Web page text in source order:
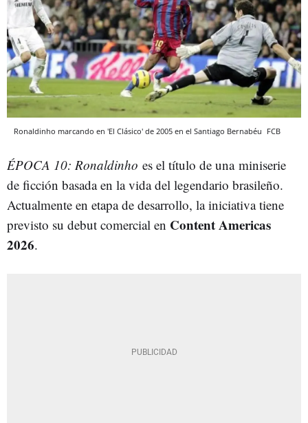
Ronaldinho marcando en 'El Clásico' de 2005 en el Santiago Bernabéu FCB
ÉPOCA 10: Ronaldinho es el título de una miniserie
de ficción basada en la vida del legendario brasileño.
Actualmente en etapa de desarrollo, la iniciativa tiene
previsto su debut comercial en Content Americas
2026.